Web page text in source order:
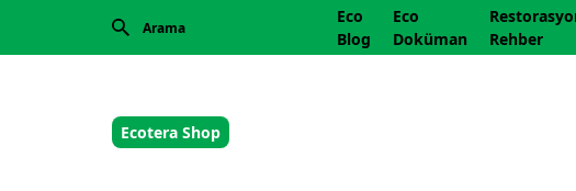
Eco
Blog
Eco
Doküman
Rehber
Ecotera Shop